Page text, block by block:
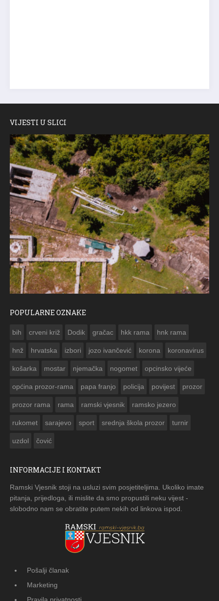
VIJESTI U SLICI
POPULARNE OZNAKE
bih crveni križ Dodik gračac hkk rama hnk rama
hnž hrvatska izbori jozo ivančević korona koronavirus
košarka mostar njemačka nogomet opcinsko vijeće
općina prozor-rama papa franjo policija povijest prozor
prozor rama rama ramski vjesnik ramsko jezero
rukomet sarajevo sport srednja škola prozor turnir
uzdol čović
INFORMACIJE I KONTAKT
Ramski Vjesnik stoji na usluzi svim posjetiteljima. Ukoliko imate
pitanja, prijedloga, ili mislite da smo propustili neku vijest -
slobodno nam se obratite putem nekih od linkova ispod.
Pošalji članak
Marketing